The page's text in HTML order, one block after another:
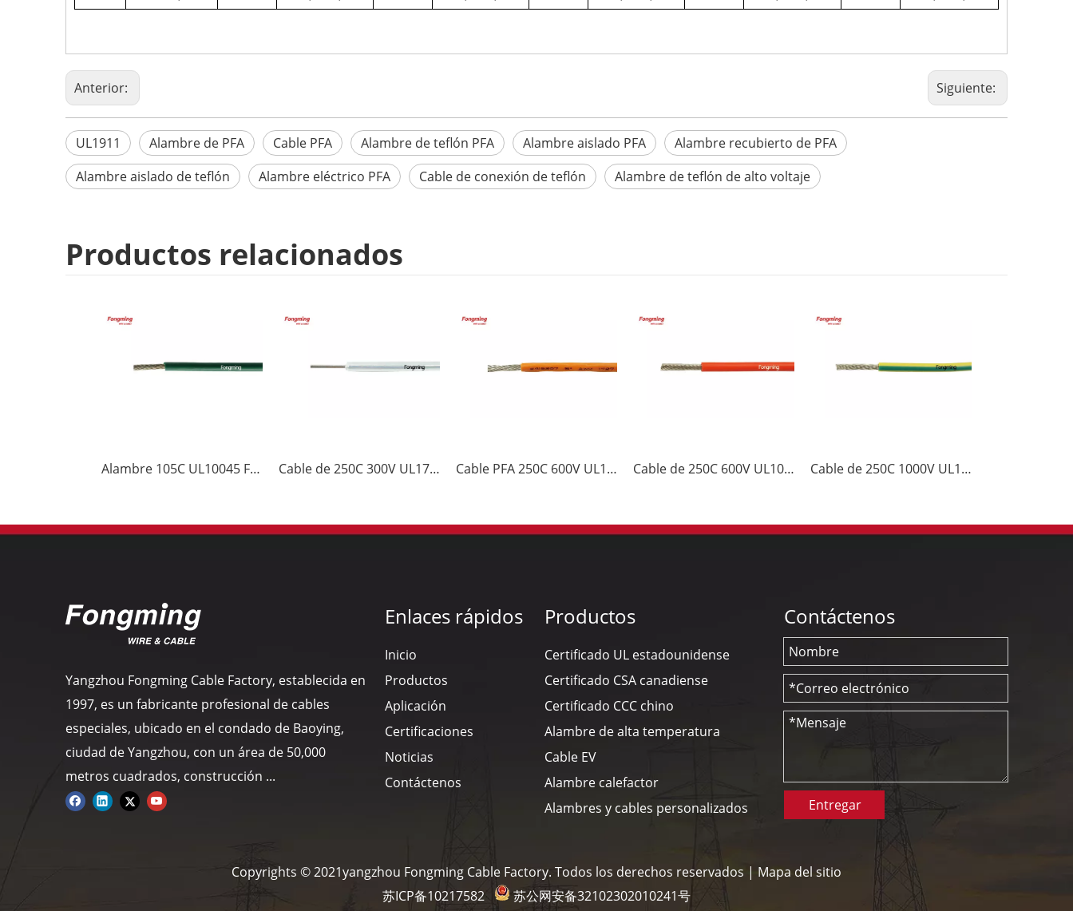
Anterior: Siguiente:
UL1911 Alambre de PFA Cable PFA Alambre de teflón PFA Alambre aislado PFA
Alambre recubierto de PFA
Alambre aislado de teflón
Alambre eléctrico PFA Cable de conexión de teflón Alambre de teflón de alto voltaje
Productos relacionados
Alambre 105C UL10045 FEP Cable de 250C 300V UL1726 PFA Cable PFA 250C 600V UL1727 Cable de 250C 600V UL10362 PFA Cable de 250C 1000V UL10371 PFA
Yangzhou Fongming Cable Factory, establecida en
1997, es un fabricante profesional de cables
especiales, ubicado en el condado de Baoying,
ciudad de Yangzhou, con un área de 50,000
metros cuadrados, construcción ...
Enlaces rápidos
Inicio
Productos
Aplicación
Certificaciones
Noticias
Contáctenos
Productos
Certificado UL estadounidense
Certificado CSA canadiense
Certificado CCC chino
Alambre de alta temperatura
Cable EV
Alambre calefactor
Alambres y cables personalizados
Contáctenos
Entregar
Copyrights © 2021yangzhou Fongming Cable Factory. Todos los derechos reservados | Mapa del sitio
苏ICP备10217582
苏公网安备32102302010241号